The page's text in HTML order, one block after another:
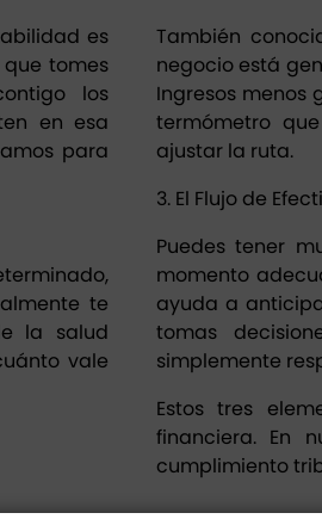
es
tomes
los
en esa
para
te
la salud
vale
También
negocio está
Ingresos menos
termómetro
ajustar la ruta.
3. El Flujo de
Puedes tener
momento
ayuda a
tomas
simplemente
Estos tres
financiera. En
cumplimiento